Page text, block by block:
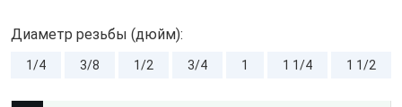
Диаметр резьбы (дюйм):
1/4 3/8 1/2 3/4 1 1 1/4 1 1/2